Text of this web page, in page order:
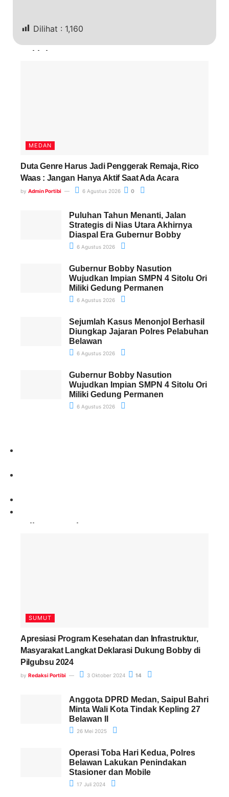
Dilihat : 1,160
Terkini
MEDAN
Duta Genre Harus Jadi Penggerak Remaja, Rico
Waas : Jangan Hanya Aktif Saat Ada Acara
by Admin Portibi 6 Agustus 2026 0
Puluhan Tahun Menanti, Jalan
Strategis di Nias Utara Akhirnya
Diaspal Era Gubernur Bobby
6 Agustus 2026
Gubernur Bobby Nasution
Wujudkan Impian SMPN 4 Sitolu Ori
Miliki Gedung Permanen
6 Agustus 2026
Sejumlah Kasus Menonjol Berhasil
Diungkap Jajaran Polres Pelabuhan
Belawan
6 Agustus 2026
Gubernur Bobby Nasution
Wujudkan Impian SMPN 4 Sitolu Ori
Miliki Gedung Permanen
6 Agustus 2026
Paling Banyak Komentar
SUMUT
Apresiasi Program Kesehatan dan Infrastruktur,
Masyarakat Langkat Deklarasi Dukung Bobby di
Pilgubsu 2024
by Redaksi Portibi 3 Oktober 2024 14
Anggota DPRD Medan, Saipul Bahri
Minta Wali Kota Tindak Kepling 27
Belawan II
26 Mei 2025
Operasi Toba Hari Kedua, Polres
Belawan Lakukan Penindakan
Stasioner dan Mobile
17 Juli 2024